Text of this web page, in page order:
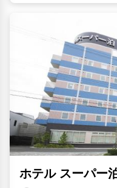
ホテル スーパー